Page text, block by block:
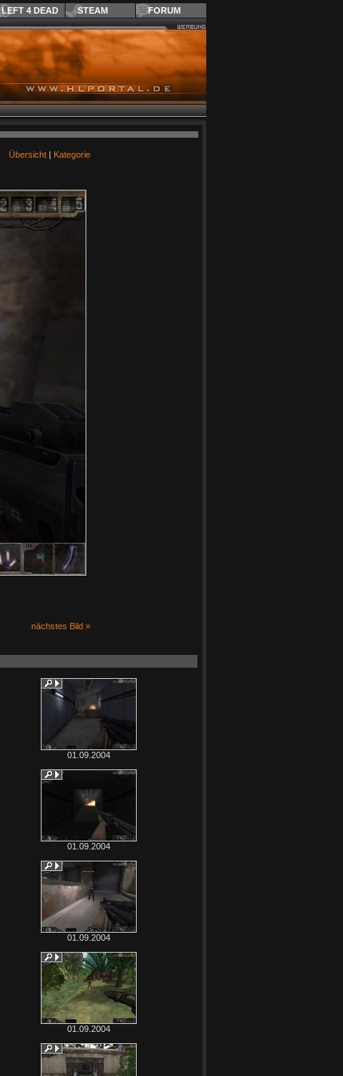
LEFT 4 DEAD STEAM FORUM
Übersicht| Kategorie
nächstes Bild »
01.09.2004
01.09.2004
01.09.2004
01.09.2004